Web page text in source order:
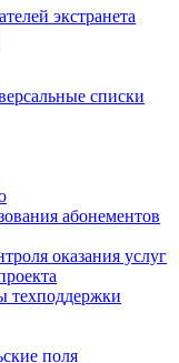
экстранета
списки
абонементов
оказания услуг
техподдержки
поля